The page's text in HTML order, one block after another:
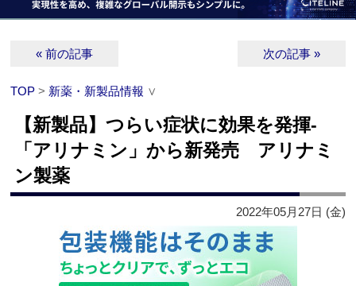
« 前の記事 次の記事 »
TOP > 新薬・新製品情報 ∨
【新製品】つらい症状に効果を発揮‐
「アリナミン」から新発売 アリナミ
ン製薬
2022年05月27日 (金)